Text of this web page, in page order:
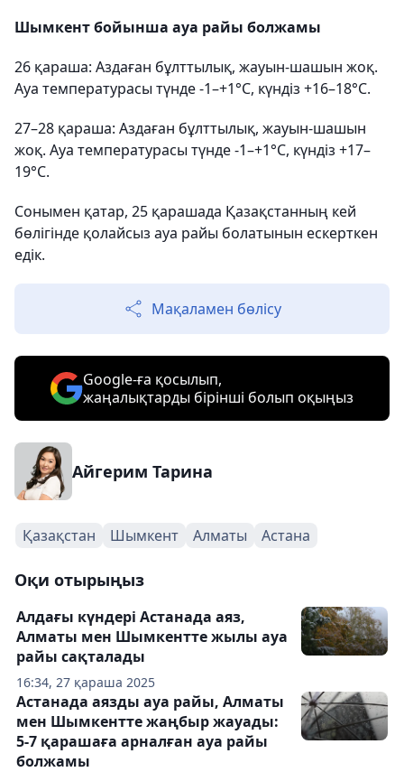
Шымкент бойынша ауа райы болжамы
26 қараша: Аздаған бұлттылық, жауын-шашын жоқ.
Ауа температурасы түнде -1–+1°С, күндіз +16–18°С.
27–28 қараша: Аздаған бұлттылық, жауын-шашын
жоқ. Ауа температурасы түнде -1–+1°С, күндіз +17–
19°С.
Сонымен қатар, 25 қарашада Қазақстанның кей
бөлігінде қолайсыз ауа райы болатынын ескерткен
едік.
Мақаламен бөлісу
Google-ға қосылып,
жаңалықтарды бірінші болып оқыңыз
Айгерим Тарина
Қазақстан Шымкент Алматы Астана
Оқи отырыңыз
16:34, 27 қараша 2025
Алдағы күндері Астанада аяз,
Алматы мен Шымкентте жылы ауа
райы сақталады
Астанада аязды ауа райы, Алматы
мен Шымкентте жаңбыр жауады:
5-7 қарашаға арналған ауа райы
болжамы